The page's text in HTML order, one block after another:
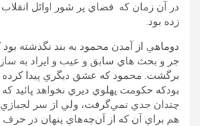
در آن زمان كه فضاي پر شور اوائل
زده بود.
دوماهي از آمدن محمود به بند نگذشته بود
جر و بحث هاي سابق و عيب و ايراد به
برگشت. محمود كه عشق ديگري پيدا كرده
بودكه حكومت پهلوي ديري نخواهد پائيد كه
چندان جدي نمي‌گرفت، ولي از سر لجبازي
هم براي آن كه از آن‌چه‌هاي پنهان در